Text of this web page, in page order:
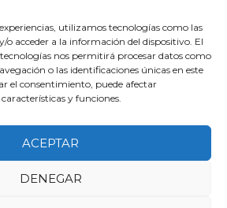
utilizamos tecnologías como las
o acceder a la información del dispositivo. El
nos permitirá procesar datos como
o las identificaciones únicas en este
el consentimiento, puede afectar
y funciones.
ACEPTAR
DENEGAR
WHATSAPP
TELEGRAM
© 2026 Centro Juan